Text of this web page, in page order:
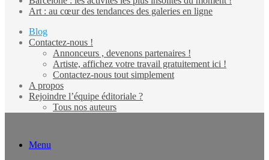
Art : au cœur des tendances des galeries en ligne
Blog
Contactez-nous !
Annonceurs , devenons partenaires !
Artiste, affichez votre travail gratuitement ici !
Contactez-nous tout simplement
A propos
Rejoindre l’équipe éditoriale ?
Tous nos auteurs
Menu